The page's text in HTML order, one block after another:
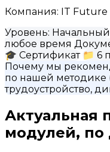
Компания: IT Future
Уровень: Начальный
любое время
🎓 Сертификат 📁 6
Почему мы
по нашей методике
трудоустройство,
Актуальная
модулей,